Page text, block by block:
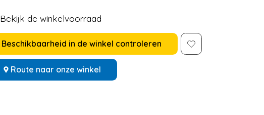
Bekijk de winkelvoorraad
Beschikbaarheid in de winkel controleren
Route naar onze winkel